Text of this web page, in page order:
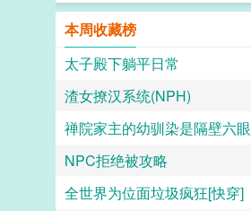
本周收藏榜
太子殿下躺平日常
渣女撩汉系统(NPH)
禅院家主的幼驯染是隔壁六眼
NPC拒绝被攻略
全世界为位面垃圾疯狂[快穿]